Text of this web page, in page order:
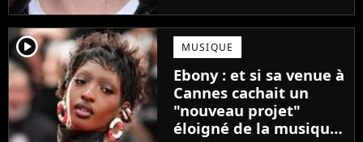
publier leurs singles et
c'est Théo P qui sera le
prochain à faire le
grand saut. Découvrez
un extrait...
player2 MUSIQUE
Ebony : et si sa venue à
Cannes cachait un
"nouveau projet"
éloigné de la musique